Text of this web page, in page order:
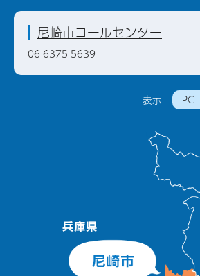
表示 PC
尼崎市コールセンター
06-6375-5639